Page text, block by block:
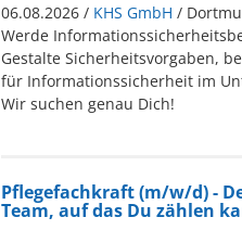
06.08.2026 / KHS GmbH /
Werde
Gestalte Sicherheitsvorgaben,
für Informationssicherheit im
Wir suchen genau Dich!
Pflegefachkraft (m/w/d) -
Team, auf das Du zählen